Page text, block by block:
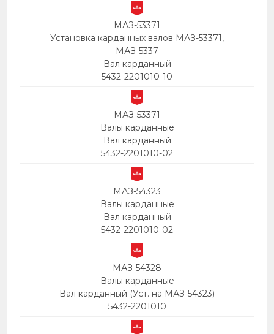
МАЗ-53371
Установка карданных валов МАЗ-53371,
МАЗ-5337
Вал карданный
5432-2201010-10
МАЗ-53371
Валы карданные
Вал карданный
5432-2201010-02
МАЗ-54323
Валы карданные
Вал карданный
5432-2201010-02
МАЗ-54328
Валы карданные
Вал карданный (Уст. на МАЗ-54323)
5432-2201010